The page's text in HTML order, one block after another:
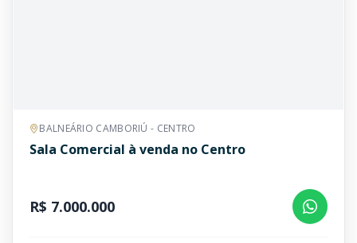
BALNEÁRIO CAMBORIÚ - CENTRO
Sala Comercial à venda no Centro
R$ 7.000.000